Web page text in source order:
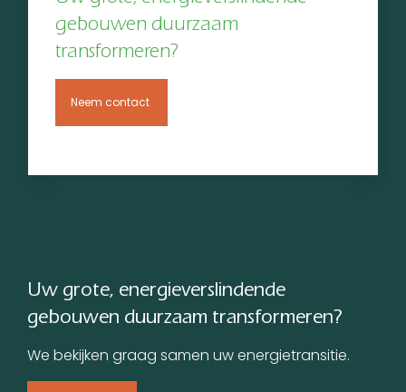
gebouwen duurzaam
transformeren?
Neem contact
Uw grote, energieverslindende
gebouwen duurzaam transformeren?
We bekijken graag samen uw energietransitie.